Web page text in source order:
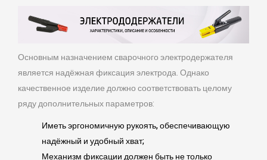
Основным назначением сварочного электродержателя
является надёжная фиксация электрода. Однако
качественное изделие должно соответствовать целому
ряду дополнительных параметров:
Иметь эргономичную рукоять, обеспечивающую
надёжный и удобный хват;
Механизм фиксации должен быть не только